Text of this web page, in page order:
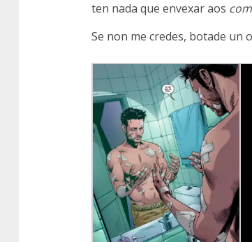
ten nada que envexar aos
Se non me credes, botade un